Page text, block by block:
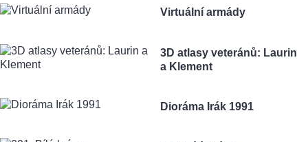
Virtuální armády
3D atlasy veteránů: Laurin
a Klement
Dioráma Irák 1991